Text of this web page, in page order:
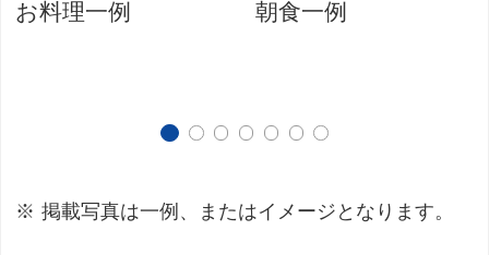
お料理一例 朝食一例
掲載写真は一例、またはイメージとなります。